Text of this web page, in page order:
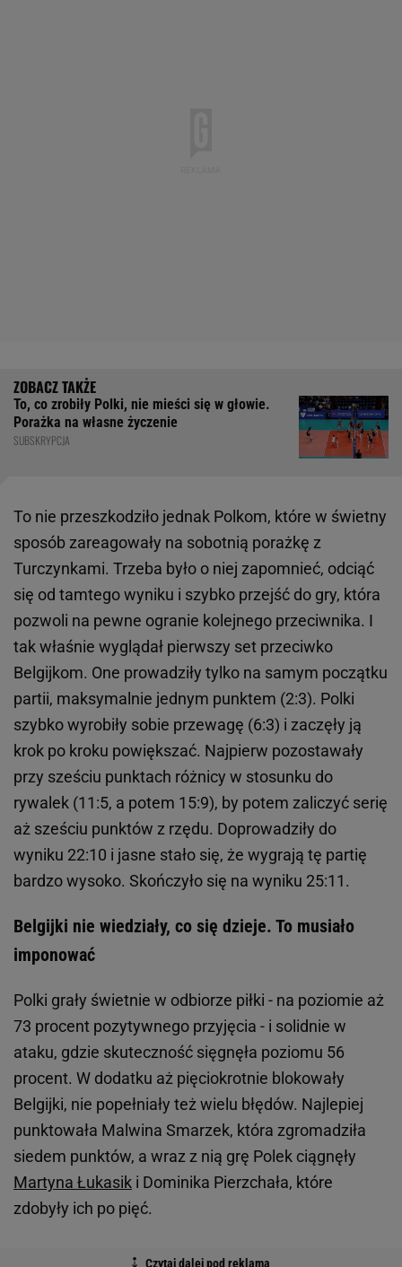
To, co zrobiły Polki, nie mieści się w głowie.
Porażka na własne życzenie
SUBSKRYPCJA
To nie przeszkodziło jednak Polkom, które w świetny
sposób zareagowały na sobotnią porażkę z
Turczynkami. Trzeba było o niej zapomnieć, odciąć
się od tamtego wyniku i szybko przejść do gry, która
pozwoli na pewne ogranie kolejnego przeciwnika. I
tak właśnie wyglądał pierwszy set przeciwko
Belgijkom. One prowadziły tylko na samym początku
partii, maksymalnie jednym punktem (2:3). Polki
szybko wyrobiły sobie przewagę (6:3) i zaczęły ją
krok po kroku powiększać. Najpierw pozostawały
przy sześciu punktach różnicy w stosunku do
rywalek (11:5, a potem 15:9), by potem zaliczyć serię
aż sześciu punktów z rzędu. Doprowadziły do
wyniku 22:10 i jasne stało się, że wygrają tę partię
bardzo wysoko. Skończyło się na wyniku 25:11.
Belgijki nie wiedziały, co się dzieje. To musiało
imponować
Polki grały świetnie w odbiorze piłki - na poziomie aż
73 procent pozytywnego przyjęcia - i solidnie w
ataku, gdzie skuteczność sięgnęła poziomu 56
procent. W dodatku aż pięciokrotnie blokowały
Belgijki, nie popełniały też wielu błędów. Najlepiej
punktowała Malwina Smarzek, która zgromadziła
siedem punktów, a wraz z nią grę Polek ciągnęły
Martyna Łukasik i Dominika Pierzchała, które
zdobyły ich po pięć.